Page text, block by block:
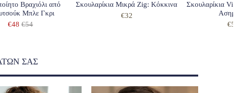
Βραχιόλι από
Μπλε Γκρι
€48 €54
Σκουλαρίκια Μικρά Zig: Κόκκινα
€32
Σκουλαρίκια
ΣΑΣ